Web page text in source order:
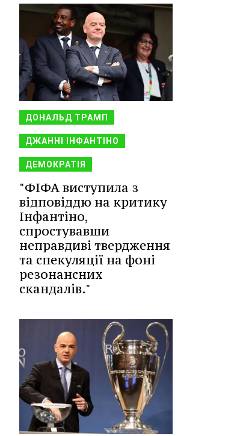
ДОНАЛЬД ТРАМП
ДЖАННІ ІНФАНТІНО
ДЕМОКРАТІЯ
"ФІФА виступила з
відповіддю на критику
Інфантіно,
спростувавши
неправдиві твердження
та спекуляції на фоні
резонансних
скандалів."